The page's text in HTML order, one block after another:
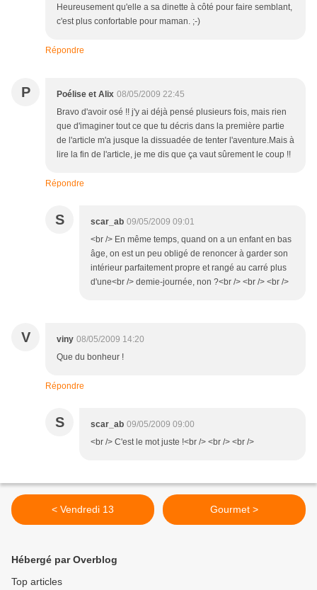
Heureusement qu'elle a sa dinette à côté pour faire semblant,
c'est plus confortable pour maman. ;-)
Répondre
P Poélise et Alix 08/05/2009 22:45
Bravo d'avoir osé !! j'y ai déjà pensé plusieurs fois, mais rien
que d'imaginer tout ce que tu décris dans la première partie
de l'article m'a jusque la dissuadée de tenter l'aventure.Mais à
lire la fin de l'article, je me dis que ça vaut sûrement le coup !!
Répondre
S scar_ab 09/05/2009 09:01
<br /> En même temps, quand on a un enfant en bas
âge, on est un peu obligé de renoncer à garder son
intérieur parfaitement propre et rangé au carré plus
d'une<br /> demie-journée, non ?<br /> <br /> <br />
V viny 08/05/2009 14:20
Que du bonheur !
Répondre
S scar_ab 09/05/2009 09:00
<br /> C'est le mot juste !<br /> <br /> <br />
< Vendredi 13 Gourmet >
Hébergé par Overblog
Top articles